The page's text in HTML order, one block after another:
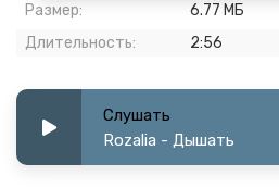
Размер:
6.77 МБ
Длительность:
2:56
Слушать
Rozalia - Дышать